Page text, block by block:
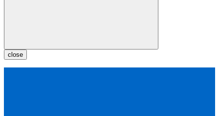
close